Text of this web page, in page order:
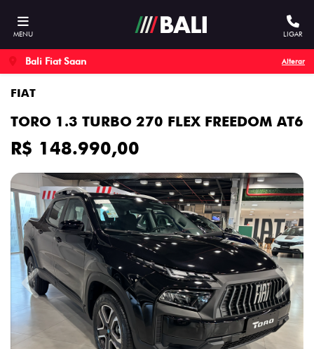
MENU LIGAR
Bali Fiat Saan Alterar
FIAT
TORO 1.3 TURBO 270 FLEX FREEDOM AT6
R$ 148.990,00
Previous Next